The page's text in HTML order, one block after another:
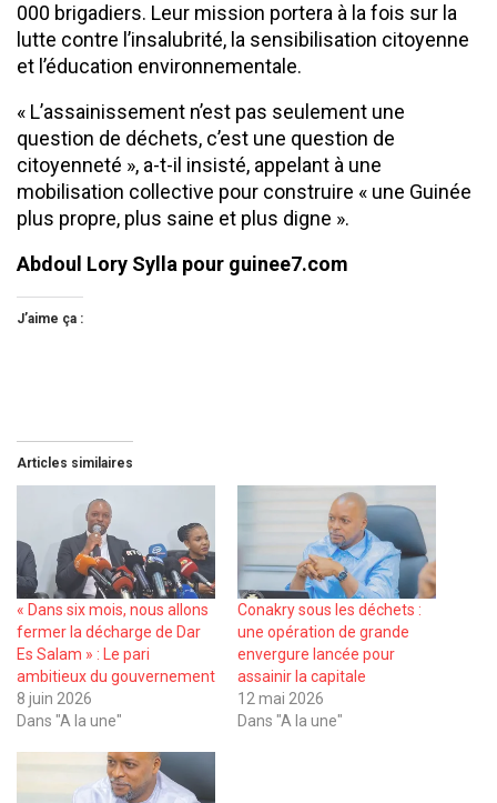
000 brigadiers. Leur mission portera à la fois sur la
lutte contre l’insalubrité, la sensibilisation citoyenne
et l’éducation environnementale.
« L’assainissement n’est pas seulement une
question de déchets, c’est une question de
citoyenneté », a-t-il insisté, appelant à une
mobilisation collective pour construire « une Guinée
plus propre, plus saine et plus digne ».
Abdoul Lory Sylla pour guinee7.com
J’aime ça :
Articles similaires
« Dans six mois, nous allons
fermer la décharge de Dar
Es Salam » : Le pari
ambitieux du gouvernement
8 juin 2026
Dans "A la une"
Conakry sous les déchets :
une opération de grande
envergure lancée pour
assainir la capitale
12 mai 2026
Dans "A la une"